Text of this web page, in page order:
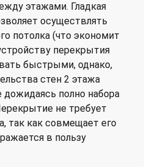
этажами. Гладкая
осуществлять
потолка (что экономит
перекрытия
быстрыми, однако,
стен 2 этажа
полно набора
не требует
так как совмещает его
в пользу